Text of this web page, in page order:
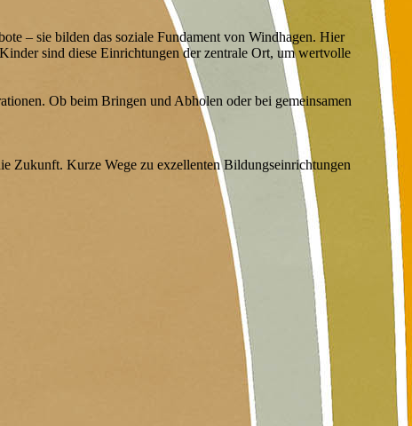
– sie bilden das soziale Fundament von Windhagen. Hier
sind diese Einrichtungen der zentrale Ort, um wertvolle
Ob beim Bringen und Abholen oder bei gemeinsamen
Zukunft. Kurze Wege zu exzellenten Bildungseinrichtungen